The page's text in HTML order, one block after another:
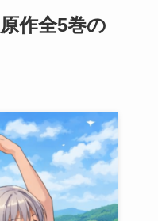
作全5巻の